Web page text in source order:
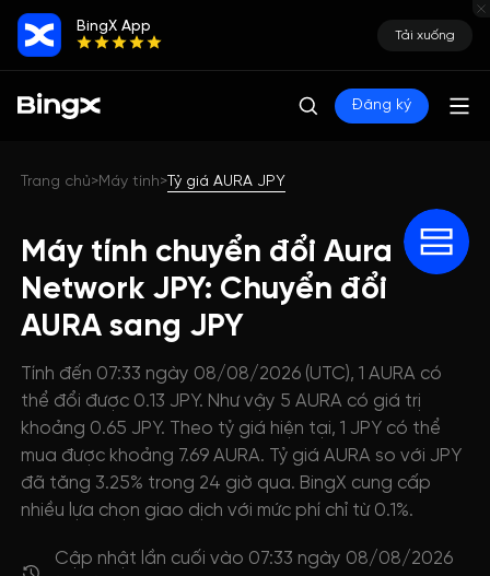
BingX App
Tải xuống
Đăng ký
Trang chủ>Máy tính>Tỷ giá AURA JPY
Máy tính chuyển đổi Aura
Network JPY: Chuyển đổi
AURA sang JPY
Tính đến 07:33 ngày 08/08/2026 (UTC), 1 AURA có
thể đổi được 0.13 JPY. Như vậy 5 AURA có giá trị
khoảng 0.65 JPY. Theo tỷ giá hiện tại, 1 JPY có thể
mua được khoảng 7.69 AURA. Tỷ giá AURA so với JPY
đã tăng 3.25% trong 24 giờ qua. BingX cung cấp
nhiều lựa chọn giao dịch với mức phí chỉ từ 0.1%.
Cập nhật lần cuối vào 07:33 ngày 08/08/2026